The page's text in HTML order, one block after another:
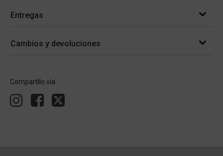
Entregas
Cambios y devoluciones
Compartílo vía